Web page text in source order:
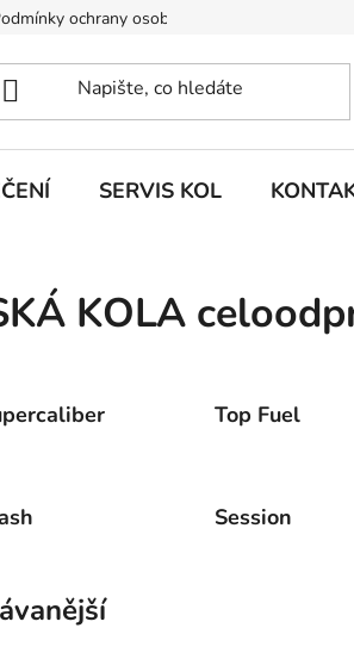
ochrany osobních údajů
SERVIS KOL
KOLA
Top Fuel
Session